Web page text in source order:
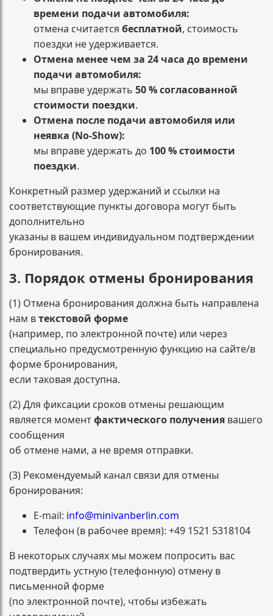
времени подачи автомобиля:
отмена считается бесплатной, стоимость
поездки не удерживается.
Отмена менее чем за 24 часа до времени
подачи автомобиля:
мы вправе удержать 50 % согласованной
стоимости поездки.
Отмена после подачи автомобиля или
неявка (No-Show):
мы вправе удержать до 100 % стоимости
поездки.
Конкретный размер удержаний и ссылки на
соответствующие пункты договора могут быть
дополнительно
указаны в вашем индивидуальном подтверждении
бронирования.
3. Порядок отмены бронирования
(1) Отмена бронирования должна быть направлена
нам втекстовой форме
(например, по электронной почте) или через
специально предусмотренную функцию на сайте/в
форме бронирования,
если таковая доступна.
(2) Для фиксации сроков отмены решающим
является моментфактического получения вашего
сообщения
об отмене нами, а не время отправки.
(3) Рекомендуемый канал связи для отмены
бронирования:
E-mail: info@minivanberlin.com
Телефон (в рабочее время): +49 1521 5318104
В некоторых случаях мы можем попросить вас
подтвердить устную (телефонную) отмену в
письменной форме
(по электронной почте), чтобы избежать